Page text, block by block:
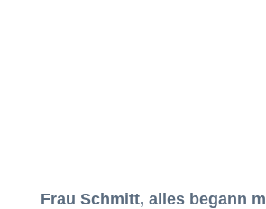
Frau Schmitt, alles begann